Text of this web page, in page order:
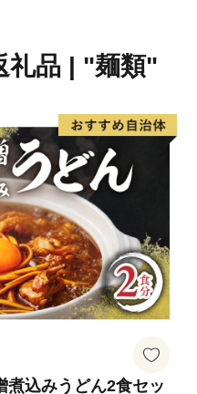
礼品 | "麺類"
煮込みうどん2食セッ